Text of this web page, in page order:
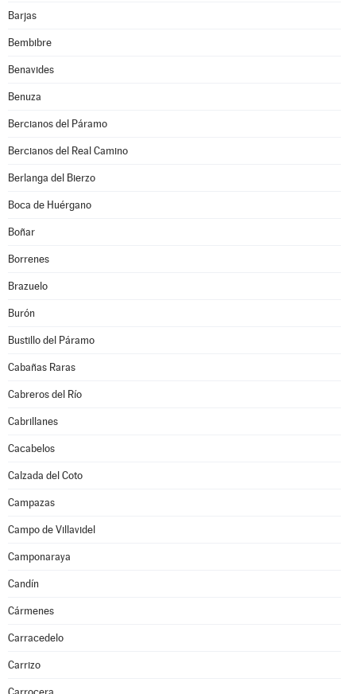
Barjas
Bembibre
Benavides
Benuza
Bercianos del Páramo
Bercianos del Real Camino
Berlanga del Bierzo
Boca de Huérgano
Boñar
Borrenes
Brazuelo
Burón
Bustillo del Páramo
Cabañas Raras
Cabreros del Río
Cabrillanes
Cacabelos
Calzada del Coto
Campazas
Campo de Villavidel
Camponaraya
Candín
Cármenes
Carracedelo
Carrizo